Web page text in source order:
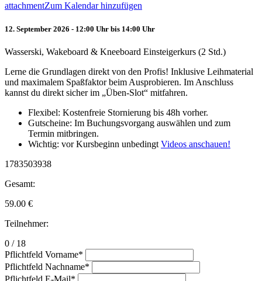
attachmentZum Kalendar hinzufügen
12. September 2026 - 12:00 Uhr bis 14:00 Uhr
Wasserski, Wakeboard & Kneeboard Einsteigerkurs (2 Std.)
Lerne die Grundlagen direkt von den Profis! Inklusive Leihmaterial
und maximalem Spaßfaktor beim Ausprobieren. Im Anschluss
kannst du direkt sicher im „Üben-Slot“ mitfahren.
Flexibel: Kostenfreie Stornierung bis 48h vorher.
Gutscheine: Im Buchungsvorgang auswählen und zum
Termin mitbringen.
Wichtig: vor Kursbeginn unbedingt Videos anschauen!
1783503938
Gesamt:
59.00 €
Teilnehmer:
0 / 18
Pflichtfeld Vorname*
Pflichtfeld Nachname*
Pflichtfeld E-Mail*